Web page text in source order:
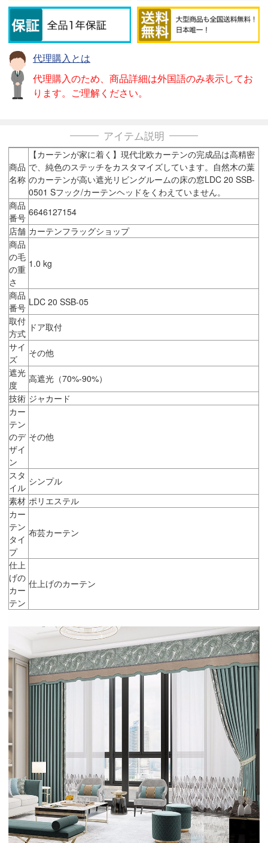
代理購入とは
代理購入のため、商品詳細は外国語のみ表示してお
ります。ご理解ください。
アイテム説明
商品
名称
【カーテンが家に着く】現代北欧カーテンの完成品は高精密
で、純色のステッチをカスタマイズしています。自然木の葉
のカーテンが高い遮光リビングルームの床の窓LDC 20 SSB-
0501 Sフック/カーテンヘッドをくわえていません。
商品
番号 6646127154
店舗 カーテンフラッグショップ
商品
の毛
の重
さ
1.0 kg
商品
番号 LDC 20 SSB-05
取付
方式
ドア取付
サイ
ズ
その他
遮光
度
高遮光（70%-90%）
技術 ジャカード
カー
テン
のデ
ザイ
ン
その他
スタ
イル
シンプル
素材 ポリエステル
カー
テン
タイ
プ
布芸カーテン
仕上
げの
カー
テン
仕上げのカーテン